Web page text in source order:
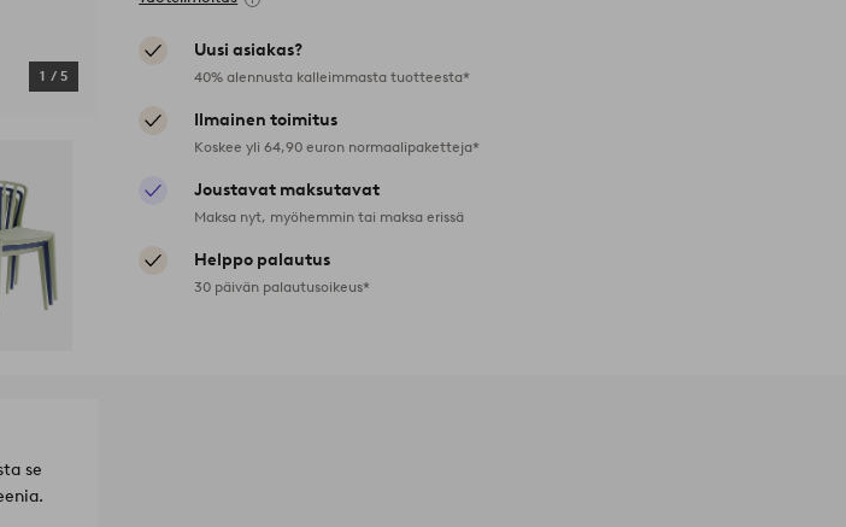
1 / 5
Uusi asiakas?
40% alennusta kalleimmasta tuotteesta*
Ilmainen toimitus
Koskee yli 64,90 euron normaalipaketteja*
Joustavat maksutavat
Maksa nyt, myöhemmin tai maksa erissä
Helppo palautus
30 päivän palautusoikeus*
se